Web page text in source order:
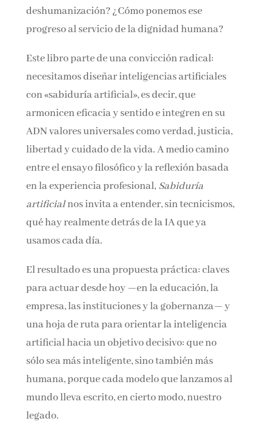
deshumanización? ¿Cómo ponemos ese
progreso al servicio de la dignidad humana?
Este libro parte de una convicción radical:
necesitamos diseñar inteligencias artificiales
con «sabiduría artificial», es decir, que
armonicen eficacia y sentido e integren en su
ADN valores universales como verdad, justicia,
libertad y cuidado de la vida. A medio camino
entre el ensayo filosófico y la reflexión basada
en la experiencia profesional, Sabiduría
artificialnos invita a entender, sin tecnicismos,
qué hay realmente detrás de la IA que ya
usamos cada día.
El resultado es una propuesta práctica: claves
para actuar desde hoy —en la educación, la
empresa, las instituciones y la gobernanza— y
una hoja de ruta para orientar la inteligencia
artificial hacia un objetivo decisivo: que no
sólo sea más inteligente, sino también más
humana, porque cada modelo que lanzamos al
mundo lleva escrito, en cierto modo, nuestro
legado.